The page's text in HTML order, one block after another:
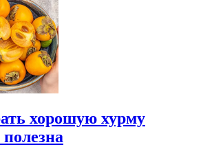
хорошую хурму